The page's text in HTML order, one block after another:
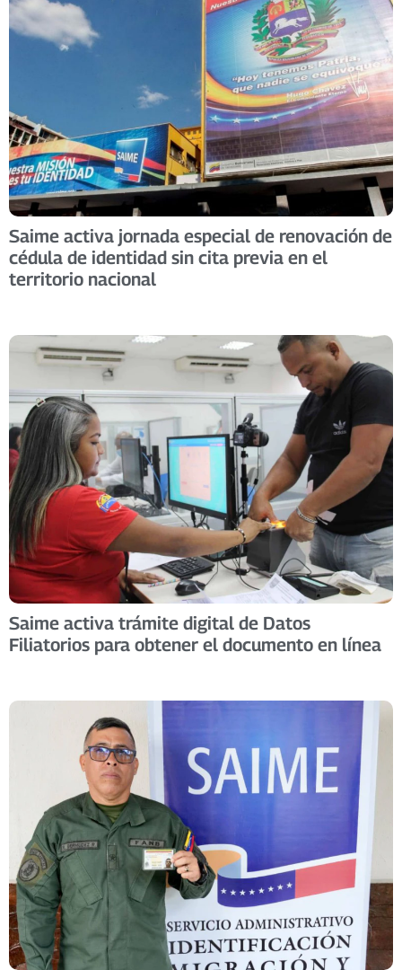
Saime activa jornada especial de renovación de
cédula de identidad sin cita previa en el
territorio nacional
Saime activa trámite digital de Datos
Filiatorios para obtener el documento en línea